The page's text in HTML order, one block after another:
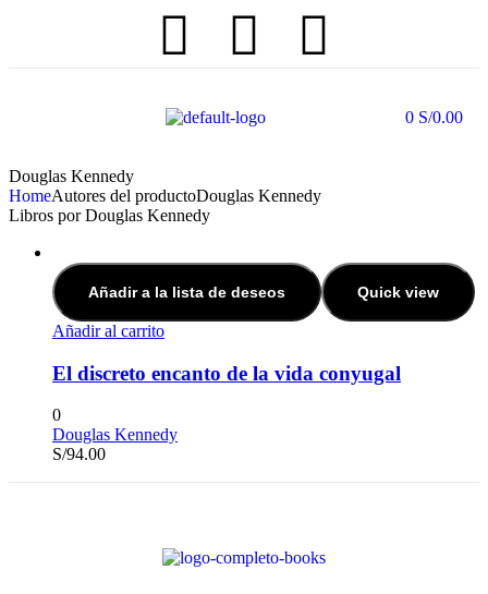
0 S/0.00
Douglas Kennedy
HomeAutores del productoDouglas Kennedy
Libros por Douglas Kennedy
Añadir a la lista de deseos Quick view
Añadir al carrito
El discreto encanto de la vida conyugal
0
Douglas Kennedy
S/94.00